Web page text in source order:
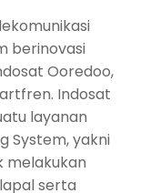
berinovasi
Ooredoo,
Indosat
layanan
System, yakni
melakukan
serta